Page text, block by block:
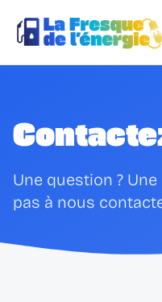
Une question ?
pas à nous